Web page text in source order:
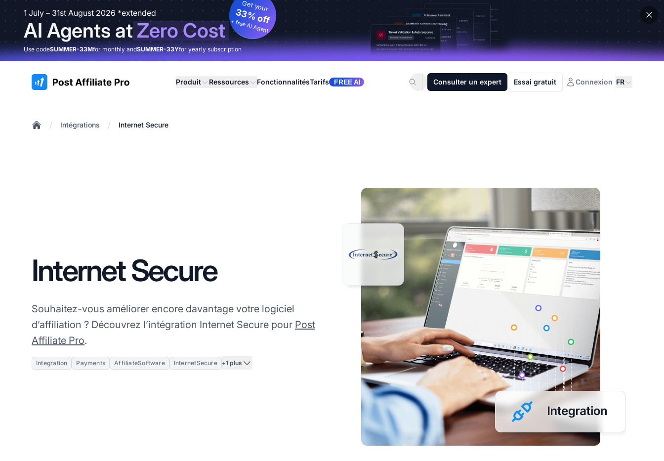
1 July – 31st August 2026 *extended
AI Agents atZero Cost
Get your
33% off
+ free AI Agent
Use codeSUMMER-33Mfor monthly andSUMMER-33Yfor yearly subscription
:site.title Produit Ressources FonctionnalitésTarifs FREE AI Consulter un expert Essai gratuit Connexion FR
/ Intégrations / Internet Secure
Internet Secure
Souhaitez-vous améliorer encore davantage votre logiciel
d’affiliation ? Découvrez l’intégration Internet Secure pour Post
Affiliate Pro.
Integration Payments AffiliateSoftware InternetSecure +1 plus